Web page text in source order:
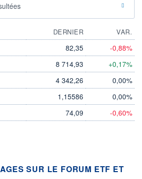
DERNIER
VAR.
82,35 -0,88%
8 714,93 +0,17%
4 342,26 0,00%
1,15586 0,00%
74,09 -0,60%
SUR LE FORUM ETF ET